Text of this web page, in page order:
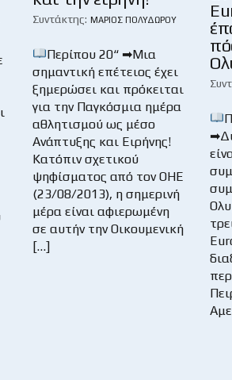
Συντάκτης: ΜΆΡΙΟΣ ΠΟΛΥΔΏΡΟΥ
Περίπου 20“ ➡Μια
σημαντική επέτειος έχει
ξημερώσει και πρόκειται
για την Παγκόσμια ημέρα
αθλητισμού ως μέσο
Ανάπτυξης και Ειρήνης!
Κατόπιν σχετικού
ψηφίσματος από τον ΟΗΕ
(23/08/2013), η σημερινή
μέρα είναι αφιερωμένη
σε αυτήν την Οικουμενική
[…]